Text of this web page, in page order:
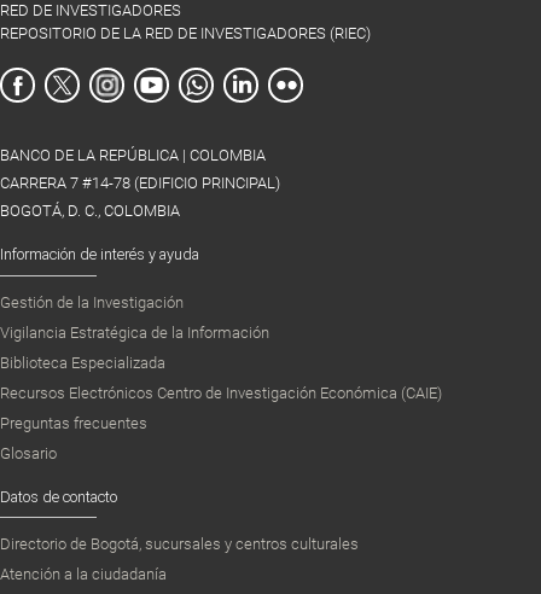
RED DE INVESTIGADORES
REPOSITORIO DE LA RED DE INVESTIGADORES (RIEC)
BANCO DE LA REPÚBLICA | COLOMBIA
CARRERA 7 #14-78 (EDIFICIO PRINCIPAL)
BOGOTÁ, D. C., COLOMBIA
Información de interés y ayuda
Gestión de la Investigación
Vigilancia Estratégica de la Información
Biblioteca Especializada
Recursos Electrónicos Centro de Investigación Económica (CAIE)
Preguntas frecuentes
Glosario
Datos de contacto
Directorio de Bogotá, sucursales y centros culturales
Atención a la ciudadanía